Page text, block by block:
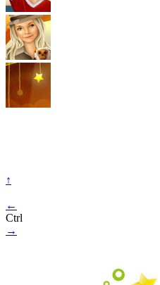
↑
←
Ctrl
→